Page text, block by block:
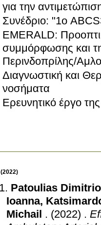
για την
Συνέδριο: "1ο
EMERALD:
συμμόρφωσης και
Περινδοπρίλης/
Διαγνωστική και
νοσήματα
Ερευνητικό έργο
(2022)
Patoulias
Ioanna,
Michail
. (2022) .